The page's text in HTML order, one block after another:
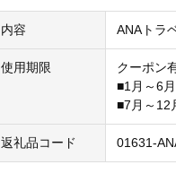
内容 ANAトラ
使用期限
クーポン
■1月～6
■7月～12
返礼品コード 01631-